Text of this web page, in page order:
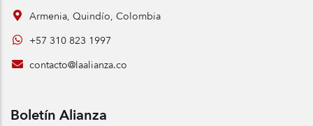
Armenia, Quindío, Colombia
+57 310 823 1997
contacto@laalianza.co
Boletín Alianza